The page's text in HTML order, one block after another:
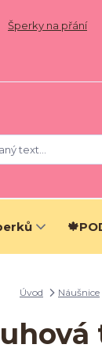
Šperky na přání
Úvod Náušnice